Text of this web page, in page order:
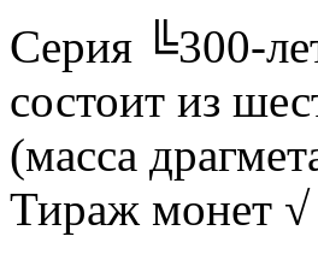
Серия ╚300-
состоит из
(масса
Тираж монет